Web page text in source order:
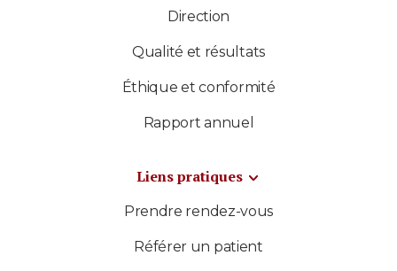
Direction
Qualité et résultats
Éthique et conformité
Rapport annuel
Liens pratiques
Prendre rendez-vous
Référer un patient